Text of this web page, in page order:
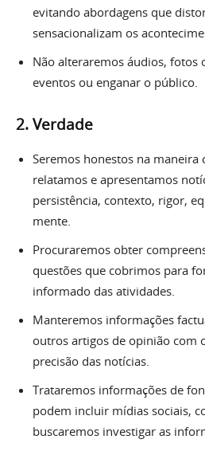
evitando abordagens que
sensacionalizam os
Não alteraremos áudios,
eventos ou enganar o público.
2.Verdade
Seremos honestos na maneira
relatamos e apresentamos
persistência, contexto, rigor,
mente.
Procuraremos obter
questões que cobrimos para
informado das atividades.
Manteremos informações
outros artigos de opinião com
precisão das notícias.
Trataremos informações de
podem incluir mídias sociais,
buscaremos investigar as